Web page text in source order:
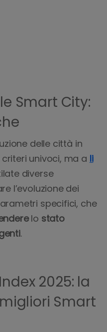
Smart City:
delle città in
univoci, ma a li
diverse
l’evoluzione dei
specifici, che
lo stato
.
2025: la
Smart